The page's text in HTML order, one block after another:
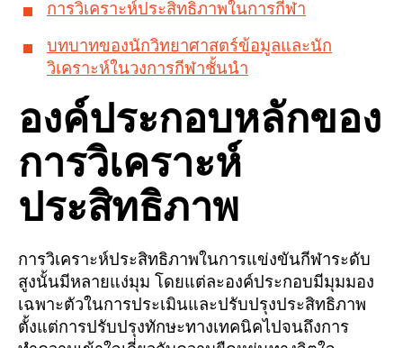
การวิเคราะห์ประสิทธิภาพในการกีฬา
บทบาทของนักวิทยาศาสตร์ข้อมูลและนัก
วิเคราะห์ในวงการกีฬาชั้นนำ
องค์ประกอบหลักของ
การวิเคราะห์
ประสิทธิภาพ
การวิเคราะห์ประสิทธิภาพในการแข่งขันกีฬาระดับ
สูงนั้นมีหลายแง่มุม โดยแต่ละองค์ประกอบมีมุมมอง
เฉพาะตัวในการประเมินและปรับปรุงประสิทธิภาพ
ตั้งแต่การปรับปรุงทักษะทางเทคนิคไปจนถึงการ